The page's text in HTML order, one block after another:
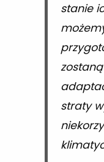
stanie
straty